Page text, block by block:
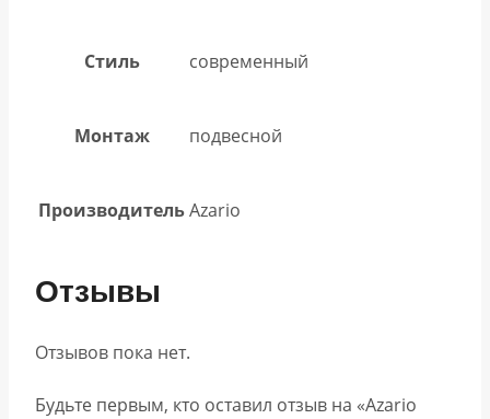
Стиль современный
Монтаж подвесной
ПроизводительAzario
Отзывы
Отзывов пока нет.
Будьте первым, кто оставил отзыв на «Azario